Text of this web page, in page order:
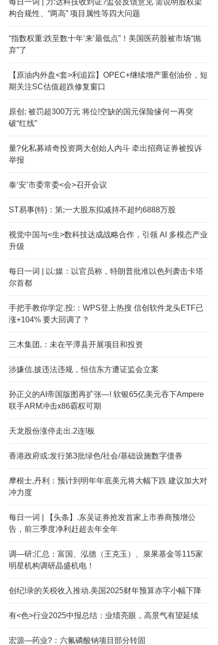
构合规性、“两高” 项目属性等四大问题
“指数权重:跌至数十年‘来’最低点”！美国医药股被市场“抛
弃”了
【原油内外盘<套>利追踪】OPEC+继续增产重创油价，短
期关注SC估值超跌修复窗口
原创; 被罚超300万元 将位!空缺的国元保险缘何一再突
破“红线”
量?化私募靖奇投资两大创始人内斗 牵出招商证券被投诉
举报
泰‘安’市委常委<会>召开会议
ST易事{特}：第;一大股东拟减持不超约6888万股
视觉中国与<生>数科技达成战略合作，引领 AI 多模态产业
升级
每日一词 | 以:媒：以官员称，特朗普批准以色列袭击卡塔
尔首都
手把手教你学定.投:：WPS登上热搜 信创软件龙头ETF已
涨+104% 要大回调了？
三木集团,：未在平潭县开展项目和投资
涉嫌信,披违法违规，恒信东方遭证监会立案
孙正义的AI帝国版图再扩张—! 软银65亿美元吞下Ampere
联手ARM冲击x86霸权可期
天龙股份涨停走出.2连!板
香港政府或:发行第3批绿色/社会/基础设施数字债券
摩根士,丹利：预计到明年年底美元将大幅下跌 建议加大对
冲力度
每日一词 | 【头条】.东吴证券抢发首家上市券商预增公
告，前三季度净利赶超去年全年
调—研:汇总：富国、泓德（王克玉）、泉果基金等115家
明星机构调研晶盛机电！
创纪!录的关税收入推动.美国2025财年预算赤字小幅下降
有<色>行业2025中报总结：业绩亮眼，高景气有望延续
宏源—药业?：六氟磷酸钠项目部分转固